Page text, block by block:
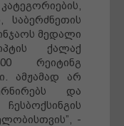
მედალი
ქალაქ
რეიტინგ
ამჟამად არ
და
-